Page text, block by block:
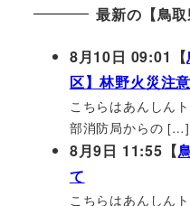
最新の【鳥
8月10日 09:01【
区】林野火災注
こちらはあんしん
部消防局からの […]
8月9日 11:55【
て
こちらはあんしん